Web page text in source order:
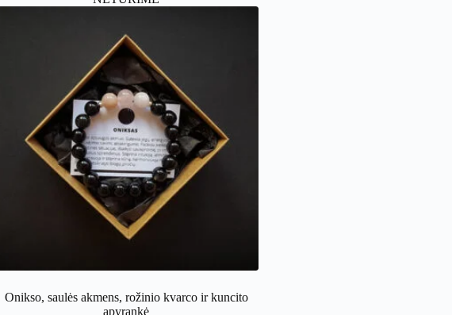
Onikso, saulės akmens, rožinio kvarco ir kuncito
apyrankė